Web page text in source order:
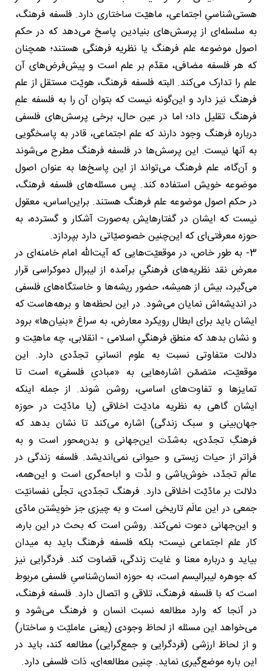
هستی‌شناسیِ اجتماعی، ماهیّت ساختاری دارد. فلسفه فرهنگ،
به سلسله‌ای از پرسش‌های بنیادین پاسخ می‌دهد که در حکم
اصول موضوعه علم فرهنگ یا نظریه فرهنگی هستند؛ همچنان
که هر فلسفه مضافی، مقدّم بر علم است و پیش‌فرض‌های آن
علم را تدارک می‌کند. البته فلسفه فرهنگ، هویّت مستقل از علم
فرهنگ نیز دارد و این‌گونه نیست که بتوان آن را به فلسفه علمِ
فرهنگ تقلیل داد؛ اما در عین حال، برخی پرسش‌های فلسفی
درباره فرهنگ وجود دارند که علم اجتماعی، قادر به پاسخگویی
به آنها نیست. این پرسش‌ها در فلسفه فرهنگ مطرح می‌شوند
و آن‌گاه، علم فرهنگ می‌تواند از این پاسخ‌ها به عنوان اصول
موضوعه خویش استفاده کند. پس مسئله‌های فلسفه فرهنگ،
در حکم اصول موضوعه علم فرهنگ هستند. براین‌اساس، معقول
نیست که ایشان در گفتارهایش به‌صورت آشکار و گسترده، به
حوزه معرفتی‌ای که این‌چنین خصوصیّاتی دارد بپردازد.
3- به طور خاص، در موقعیّت‌هایی که آیت‌الله امام خامنه‌ای در
معرض نقد نظریه‌های فرهنگیِ برآمده از لیبرال دموکراسی قرار
می‌گیرد، بیش از همیشه، حضور ریشه‌ها و خاستگاه‌های فلسفی
در اندیشه‌اش نمایان می‌شود. در این لحظه‌ها و برهه‌هاست که
ایشان باید برای ابطال رویکرد معارض، به سراغ «بنیان‌ها» برود
و نشان بدهد که منطق فرهنگیِ اسلامی - انقلابی، چه ماهیّت و
دلالت متفاوتی نسبت به علوم انسانیِ تجدّدی دارد. این
موقعیّت، متضمّن اشاره‌هایی به «مبادیِ فلسفی» است تا
تمایزها و تفاوت‌های اساسی، روشن شوند. از جمله اینکه
ایشان گاهی به نظریه مادیّت اخلاقی (یا مادّیّت در حوزه
جهان‌بینی و سبک زندگی) اشاره می‌کند تا نشان بدهد که
فرهنگِ تجدّدی، به‌شدّت این‌جهانی و بدن‌محور است و به
فراتر از حیات زیستی و حیوانی نمی‌اندیشد. فلسفه زندگی در
عالَم تجدّد، خوش‌باشی و لذّت و اباحه‌گری است و این‌همه،
دلالت بر مادّیّت اخلاقی دارد. فرهنگ تجدّدی، تجلّی نفسانیّت
جمعی در این عالَم تاریخی است و به چیزی جز خویشتن مادّی
و این‌جهانی دعوت نمی‌کند. روشن است که بحث در این باره،
کار علم اجتماعی نیست؛ بلکه فلسفه فرهنگ باید به میدان
بیاید و درباره معنا و غایت زندگی، قضاوت کند. فردگرایی نیز
که جوهره لیبرالیسم است، به حوزه انسان‌شناسیِ فلسفی مربوط
است که با فلسفه فرهنگ، تلاقی و اتصال دارد. فلسفه فرهنگ،
در آنجا که وارد مطالعه نسبت انسان و فرهنگ می‌شود و
می‌خواهد این مسئله از لحاظ وجودی (یعنی عاملیّت و ساختار)
و از لحاظ ارزشی (فردگرایی و جمع‌گرایی) مطالعه کند، باید در
این باره موضع‌گیری نماید. چنین مطالعه‌ای، ذات فلسفی دارد.